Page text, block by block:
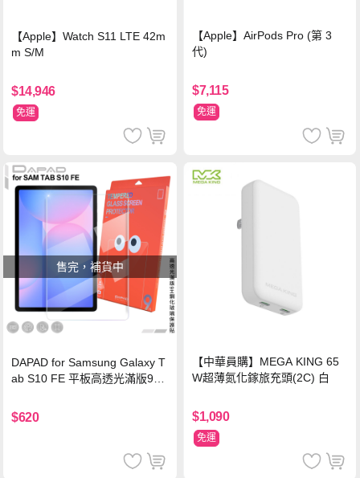
【Apple】Watch S11 LTE 42m
m S/M
$14,946
免運
【Apple】AirPods Pro (第 3
代)
$7,115
免運
售完，補貨中
DAPAD for Samsung Galaxy T
ab S10 FE 平板高透光滿版9H
$620
【中華員購】MEGA KING 65
W超薄氮化鎵旅充頭(2C) 白
$1,090
免運